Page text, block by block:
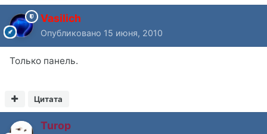
Vasilich
Опубликовано 15 июня, 2010
Только панель.
Цитата
Turop